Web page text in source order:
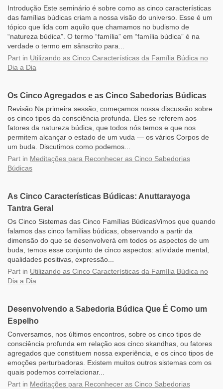
Introdução Este seminário é sobre como as cinco características
das famílias búdicas criam a nossa visão do universo. Esse é um
tópico que lida com aquilo que chamamos no budismo de
“natureza búdica”. O termo “família” em “família búdica” é na
verdade o termo em sânscrito para...
Part in Utilizando as Cinco Características da Família Búdica no
Dia a Dia
Os Cinco Agregados e as Cinco Sabedorias Búdicas
Revisão Na primeira sessão, começamos nossa discussão sobre
os cinco tipos da consciência profunda. Eles se referem aos
fatores da natureza búdica, que todos nós temos e que nos
permitem alcançar o estado de um vuda — os vários Corpos de
um buda. Discutimos como podemos...
Part in Meditações para Reconhecer as Cinco Sabedorias
Búdicas
As Cinco Características Búdicas: Anuttarayoga
Tantra Geral
Os Cinco Sistemas das Cinco Famílias BúdicasVimos que quando
falamos das cinco famílias búdicas, observando a partir da
dimensão do que se desenvolverá em todos os aspectos de um
buda, temos esse conjunto de cinco aspectos: atividade mental,
qualidades positivas, expressão...
Part in Utilizando as Cinco Características da Família Búdica no
Dia a Dia
Desenvolvendo a Sabedoria Búdica Que É Como um
Espelho
Conversamos, nos últimos encontros, sobre os cinco tipos de
consciência profunda em relação aos cinco skandhas, ou fatores
agregados que constituem nossa experiência, e os cinco tipos de
emoções perturbadoras. Existem muitos outros sistemas com os
quais podemos correlacionar...
Part in Meditações para Reconhecer as Cinco Sabedorias